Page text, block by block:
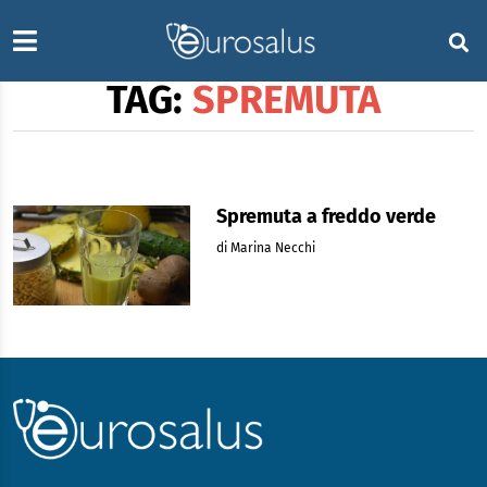
TAG: SPREMUTA
Spremuta a freddo verde
di Marina Necchi